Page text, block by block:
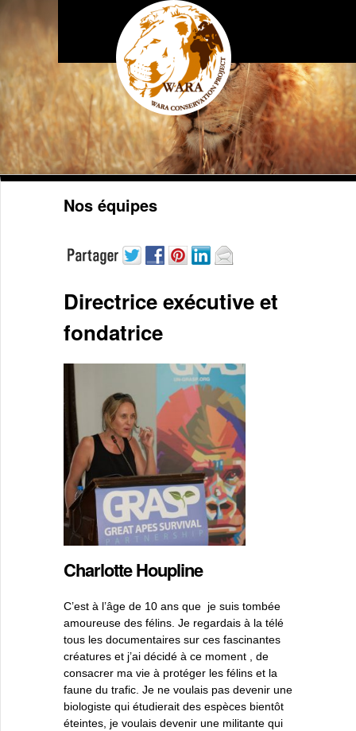
Nos équipes
Directrice exécutive et
fondatrice
Charlotte Houpline
C’est à l’âge de 10 ans que je suis tombée
amoureuse des félins. Je regardais à la télé
tous les documentaires sur ces fascinantes
créatures et j’ai décidé à ce moment , de
consacrer ma vie à protéger les félins et la
faune du trafic. Je ne voulais pas devenir une
biologiste qui étudierait des espèces bientôt
éteintes, je voulais devenir une militante qui